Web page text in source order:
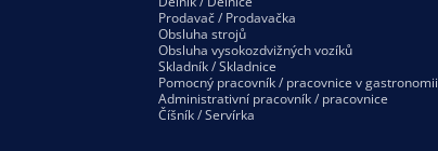
Prodavač / Prodavačka
Obsluha strojů
Obsluha vysokozdvižných vozíků
Skladník / Skladnice
Pomocný pracovník / pracovnice v gastronomii
Administrativní pracovník / pracovnice
Číšník / Servírka